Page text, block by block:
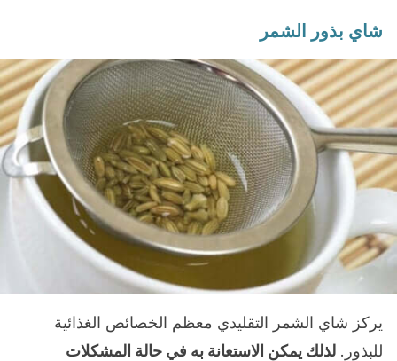
شاي بذور الشمر
يركز شاي الشمر التقليدي معظم الخصائص الغذائية
للبذور. لذلك يمكن الاستعانة به في حالة المشكلات